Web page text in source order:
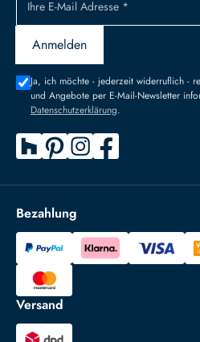
Ihre E-Mail Adresse *
Anmelden
Ja, ich möchte - jederzeit widerruflich -
und Angebote per E-Mail-Newsletter
Datenschutzerklärung.
Bezahlung
Versand